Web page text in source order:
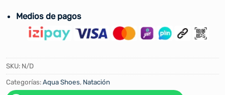
Medios de pagos
SKU: N/D
Categorías:Aqua Shoes, Natación